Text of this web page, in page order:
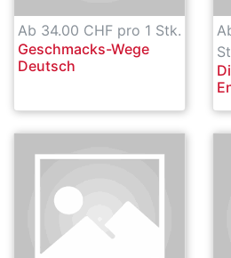
Ab 34.00 CHF pro 1 Stk.
Geschmacks-Wege
Deutsch